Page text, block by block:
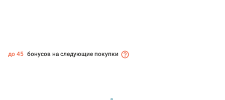
до 45 бонусов на следующие покупки